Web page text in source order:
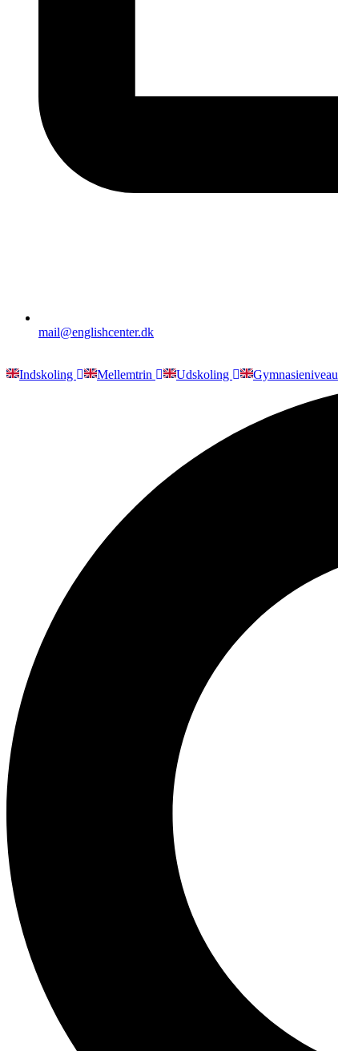
mail@englishcenter.dk
Indskoling Mellemtrin Udskoling Gymnasieniveau